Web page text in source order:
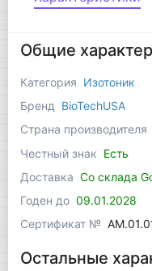
Общие
Категория Изотоник
Бренд
BioTechUSA
Страна производителя
Честный знак Есть
Доставка Со склада
Годен до 09.01.2028
Сертификат №
Остальные